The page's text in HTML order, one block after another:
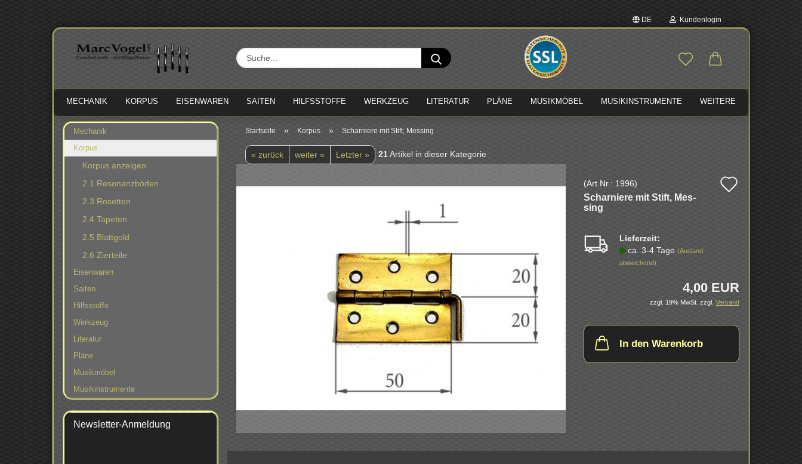
DE
Sprache auswählen
Lieferland
Kundenlogin
Passwort
Konto erstellen
Passwort vergessen?
Suche...
MECHANIK KORPUS EISENWAREN SAITEN HILFSSTOFFE WERKZEUG LITERATUR PLÄNE MUSIKMÖBEL MUSIKINSTRUMENTE WEITERE
Startseite » Korpus » Scharniere mit Stift, Messing
« zurück weiter » Letzter » 21Artikel in dieser Kategorie
(Art.Nr.: 1996)
Schar­nie­re mit Stift, Mes­
sing
Lieferzeit:
ca. 3-4 Tage (Ausland
abweichend)
4,00 EUR
zzgl. 19% MwSt. zzgl. Versand
In den Warenkorb
Mechanik
Korpus
Korpus anzeigen
2.1 Resonanzböden
2.3 Rosetten
2.4 Tapeten
2.5 Blattgold
2.6 Zierteile
Eisenwaren
Saiten
Hilfsstoffe
Werkzeug
Literatur
Pläne
Musikmöbel
Musikinstrumente
Newsletter-Anmeldung